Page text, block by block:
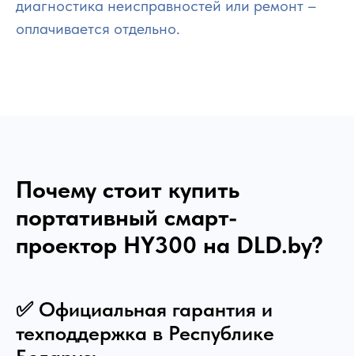
диагностика неисправностей или ремонт –
оплачивается отдельно.
Почему стоит купить
портативный смарт-
проектор HY300 на DLD.by?
✅ Официальная гарантия и
техподдержка в Республике